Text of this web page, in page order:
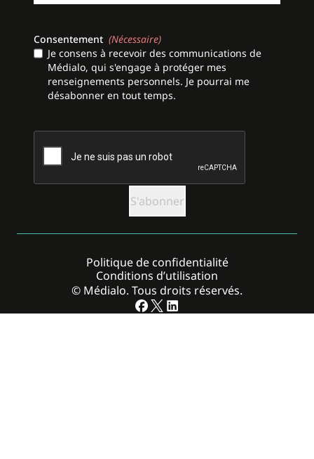
Consentement (Nécessaire)
Je consens à recevoir des communications de
Médialo, qui s'engage à protéger mes
renseignements personnels. Je pourrai me
désabonner en tout temps.
© Médialo. Tous droits réservés.
Politique de confidentialité
Conditions d’utilisation